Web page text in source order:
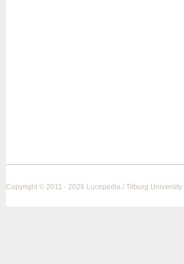
Copyright © 2011 - 2026 Lucepedia / Tilburg University |